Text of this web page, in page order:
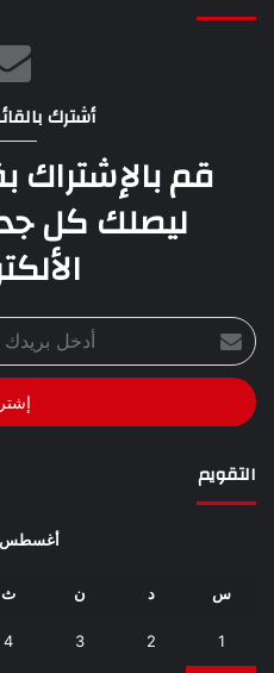
أشترك
قم بالإشتراك
ليصلك كل
أدخل
بريدك
الإلكتروني
التقويم
أغسطس 2026
س د ن ث
1
2
3
4